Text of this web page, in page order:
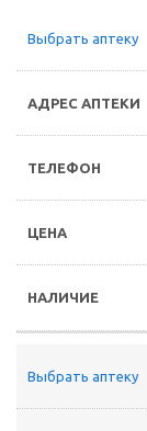
Выбрать аптеку
Выбрать аптеку